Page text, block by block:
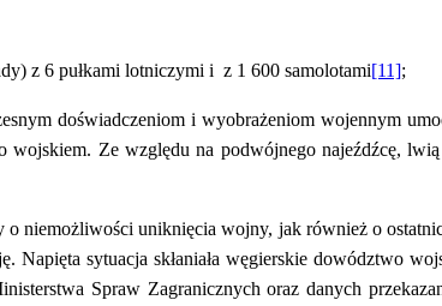
z 6 pułkami lotniczymi i z 1 600 samolotami[11];
doświadczeniom i wyobrażeniom wojennym
wojskiem. Ze względu na podwójnego najeźdźcę,
o niemożliwości uniknięcia wojny, jak również o
Napięta sytuacja skłaniała węgierskie dowództwo
Spraw Zagranicznych oraz danych